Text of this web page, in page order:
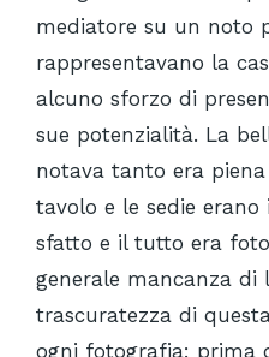
mediatore su un noto
rappresentavano la
alcuno sforzo di
sue potenzialità. La
notava tanto era
tavolo e le sedie
sfatto e il tutto era
generale mancanza di
trascuratezza di
ogni fotografia: prima